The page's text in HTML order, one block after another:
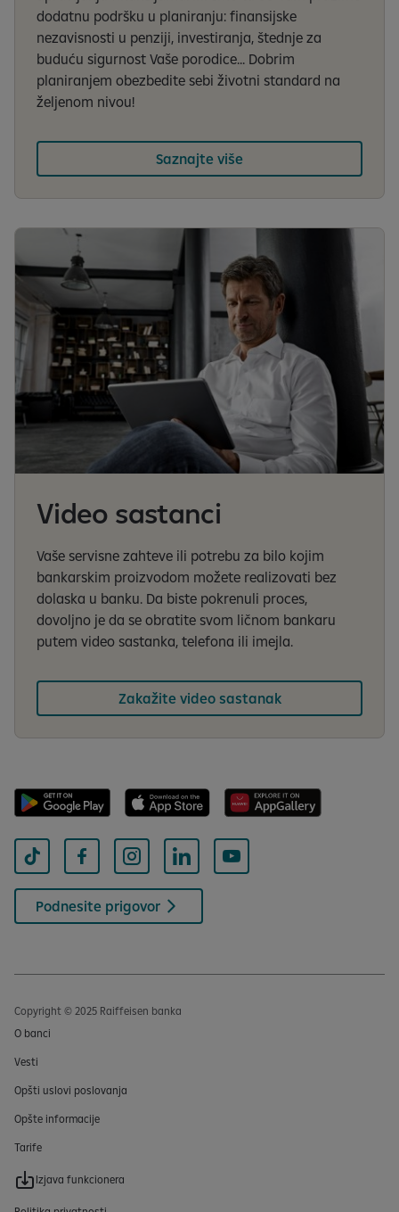
dodatnu podršku u planiranju: finansijske
nezavisnosti u penziji, investiranja, štednje za
buduću sigurnost Vaše porodice... Dobrim
planiranjem obezbedite sebi životni standard na
željenom nivou!
Saznajte više
Video sastanci
Vaše servisne zahteve ili potrebu za bilo kojim
bankarskim proizvodom možete realizovati bez
dolaska u banku. Da biste pokrenuli proces,
dovoljno je da se obratite svom ličnom bankaru
putem video sastanka, telefona ili imejla.
Zakažite video sastanak
Podnesite prigovor
Copyright © 2025 Raiffeisen banka
O banci
Vesti
Opšti uslovi poslovanja
Opšte informacije
Tarife
Izjava funkcionera